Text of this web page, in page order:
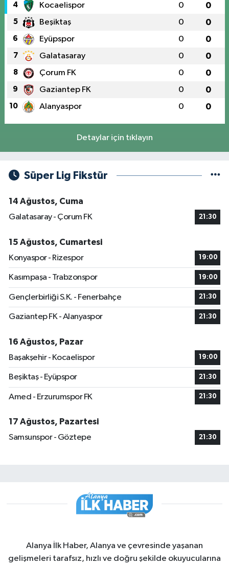
4 Kocaelispor 0 0
5 Beşiktaş 0 0
6 Eyüpspor 0 0
7 Galatasaray 0 0
8 Çorum FK 0 0
9 Gaziantep FK 0 0
10 Alanyaspor 0 0
Detaylar için tıklayın
Süper Lig Fikstür
14 Ağustos, Cuma
Galatasaray - Çorum FK
21:30
15 Ağustos, Cumartesi
Konyaspor - Rizespor
19:00
Kasımpaşa - Trabzonspor 19:00
Gençlerbirliği S.K. - Fenerbahçe 21:30
Gaziantep FK - Alanyaspor 21:30
16 Ağustos, Pazar
Başakşehir - Kocaelispor
19:00
Beşiktaş - Eyüpspor 21:30
Amed - Erzurumspor FK 21:30
17 Ağustos, Pazartesi
Samsunspor - Göztepe
21:30
Alanya İlk Haber, Alanya ve çevresinde yaşanan
gelişmeleri tarafsız, hızlı ve doğru şekilde okuyucularına